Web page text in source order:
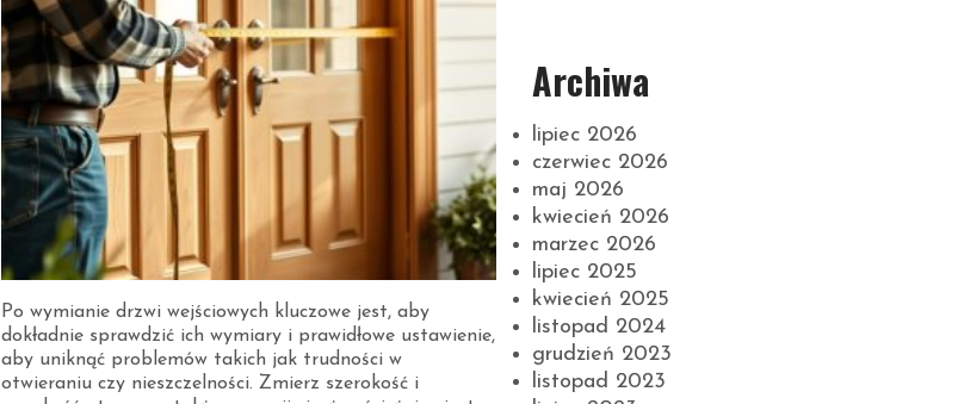
Po wymianie drzwi wejściowych kluczowe jest, aby
dokładnie sprawdzić ich wymiary i prawidłowe ustawienie,
aby uniknąć problemów takich jak trudności w
otwieraniu czy nieszczelności. Zmierz szerokość i
Archiwa
lipiec 2026
czerwiec 2026
maj 2026
kwiecień 2026
marzec 2026
lipiec 2025
kwiecień 2025
listopad 2024
grudzień 2023
listopad 2023